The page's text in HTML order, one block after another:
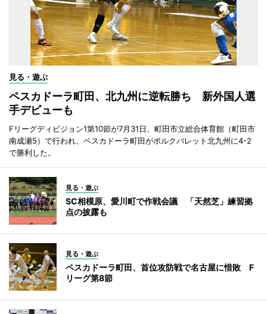
見る・遊ぶ
ペスカドーラ町田、北九州に逆転勝ち 新外国人選
手デビューも
Fリーグディビジョン1第10節が7月31日、町田市立総合体育館（町田市
南成瀬5）で行われ、ペスカドーラ町田がボルクバレット北九州に4-2
で勝利した。
見る・遊ぶ
SC相模原、愛川町で作戦会議 「天然芝」練習拠
点の披露も
見る・遊ぶ
ペスカドーラ町田、首位攻防戦で名古屋に惜敗 F
リーグ第8節